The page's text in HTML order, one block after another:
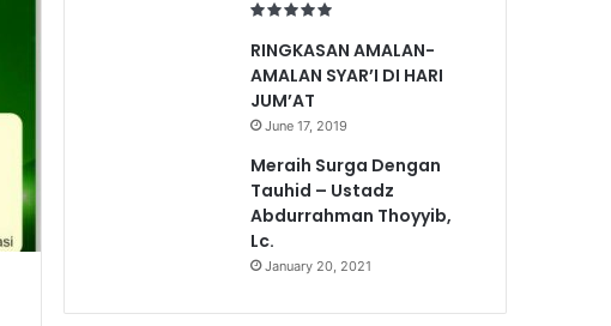
RINGKASAN AMALAN-
AMALAN SYAR’I DI HARI
JUM’AT
June 17, 2019
Meraih Surga Dengan
Tauhid – Ustadz
Abdurrahman Thoyyib,
Lc.
January 20, 2021